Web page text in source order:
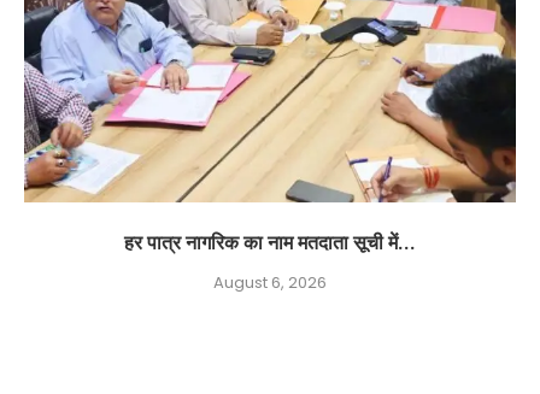
हर पात्र नागरिक का नाम मतदाता सूची में...
August 6, 2026